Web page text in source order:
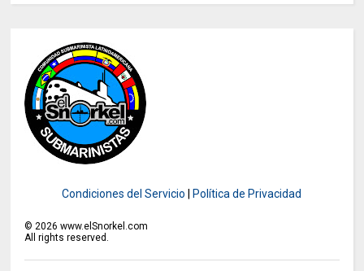
Condiciones del Servicio Política de Privacidad
©2026 www.elSnorkel.com
All rights reserved.